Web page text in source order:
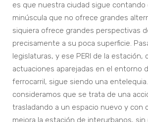
es que nuestra ciudad sigue contando
minúscula que no ofrece grandes
siquiera ofrece grandes perspectivas
precisamente a su poca superficie.
legislaturas, y ese PERI de la estación,
actuaciones aparejadas en el entorno
ferrocarril, sigue siendo una
consideramos que se trata de una
trasladando a un espacio nuevo y con
mejora la estación de interurbanos, sin